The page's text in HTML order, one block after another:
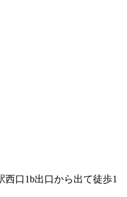
口1b出口から出て徒歩1